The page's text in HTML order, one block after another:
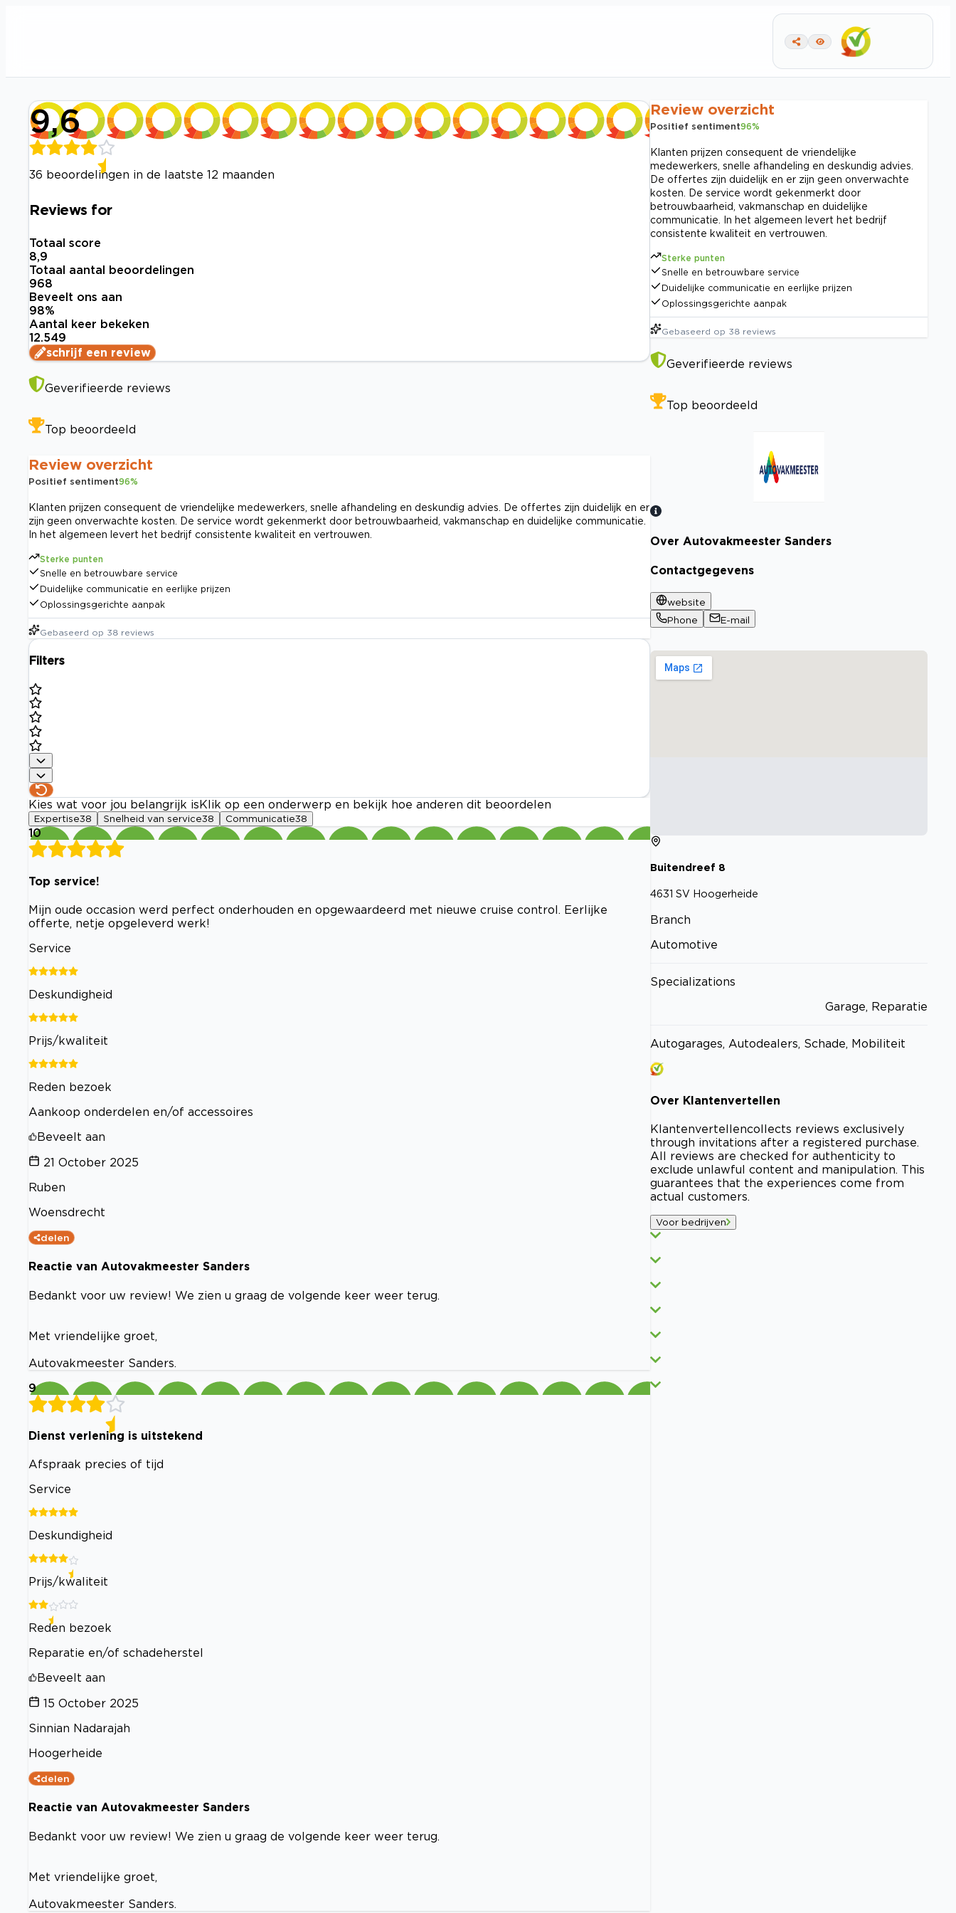
9,6
36 beoordelingen in de laatste 12 maanden
Reviews for
Totaal score
8,9
Totaal aantal beoordelingen
968
Beveelt ons aan
98%
Aantal keer bekeken
12.549
schrijf een review
Geverifieerde reviews
Top beoordeeld
Review overzicht
Positief sentiment96%
Klanten prijzen consequent de vriendelijke medewerkers, snelle afhandeling en deskundig advies. De offertes zijn duidelijk en er
zijn geen onverwachte kosten. De service wordt gekenmerkt door betrouwbaarheid, vakmanschap en duidelijke communicatie.
In het algemeen levert het bedrijf consistente kwaliteit en vertrouwen.
Sterke punten
Snelle en betrouwbare service
Duidelijke communicatie en eerlijke prijzen
Oplossingsgerichte aanpak
Gebaseerd op 38 reviews
Filters
Kies wat voor jou belangrijk is Klik op een onderwerp en bekijk hoe anderen dit beoordelen
Expertise38 Snelheid van service38 Communicatie38
10
Top service!
Mijn oude occasion werd perfect onderhouden en opgewaardeerd met nieuwe cruise control. Eerlijke
offerte, netje opgeleverd werk!
Service
Deskundigheid
Prijs/kwaliteit
Reden bezoek
Aankoop onderdelen en/of accessoires
Beveelt aan
21 October 2025
Ruben
Woensdrecht
delen
Reactie van Autovakmeester Sanders
Bedankt voor uw review! We zien u graag de volgende keer weer terug.
Met vriendelijke groet,
Autovakmeester Sanders.
9
Dienst verlening is uitstekend
Afspraak precies of tijd
Service
Deskundigheid
Prijs/kwaliteit
Reden bezoek
Reparatie en/of schadeherstel
Beveelt aan
15 October 2025
Sinnian Nadarajah
Hoogerheide
delen
Reactie van Autovakmeester Sanders
Bedankt voor uw review! We zien u graag de volgende keer weer terug.
Met vriendelijke groet,
Autovakmeester Sanders.
Review overzicht
Positief sentiment96%
Klanten prijzen consequent de vriendelijke
medewerkers, snelle afhandeling en deskundig advies.
De offertes zijn duidelijk en er zijn geen onverwachte
kosten. De service wordt gekenmerkt door
betrouwbaarheid, vakmanschap en duidelijke
communicatie. In het algemeen levert het bedrijf
consistente kwaliteit en vertrouwen.
Sterke punten
Snelle en betrouwbare service
Duidelijke communicatie en eerlijke prijzen
Oplossingsgerichte aanpak
Gebaseerd op 38 reviews
Geverifieerde reviews
Top beoordeeld
Bekijk certificaat
Over Autovakmeester Sanders
Contactgegevens
website
Phone
E-mail
Buitendreef 8
4631 SV Hoogerheide
Branch
Automotive
Specializations
Garage, Reparatie
Autogarages, Autodealers, Schade, Mobiliteit
Over Klantenvertellen
Klantenvertellencollects reviews exclusively
through invitations after a registered purchase.
All reviews are checked for authenticity to
exclude unlawful content and manipulation. This
guarantees that the experiences come from
actual customers.
Voor bedrijven